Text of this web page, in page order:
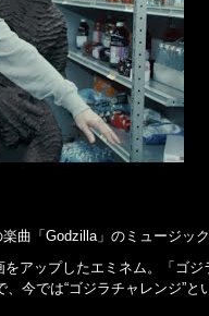
曲「Godzilla」のミュージッ
アップしたエミネム。「ゴ
今では“ゴジラチャレンジ”